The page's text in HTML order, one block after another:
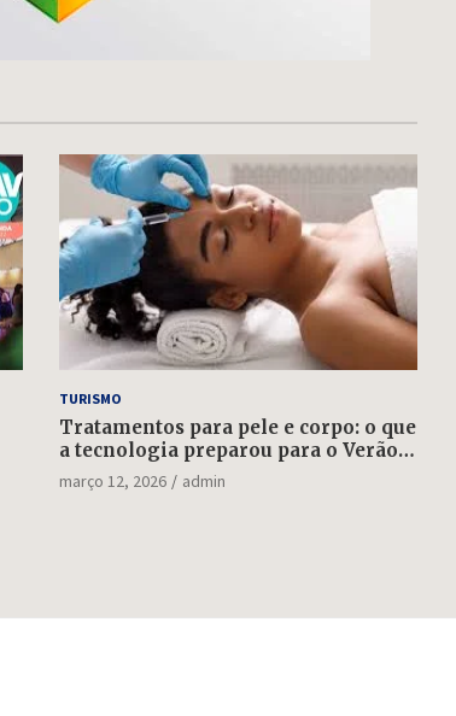
TURISMO
Tratamentos para pele e corpo: o que
a tecnologia preparou para o Verão
2022
março 12, 2026 admin